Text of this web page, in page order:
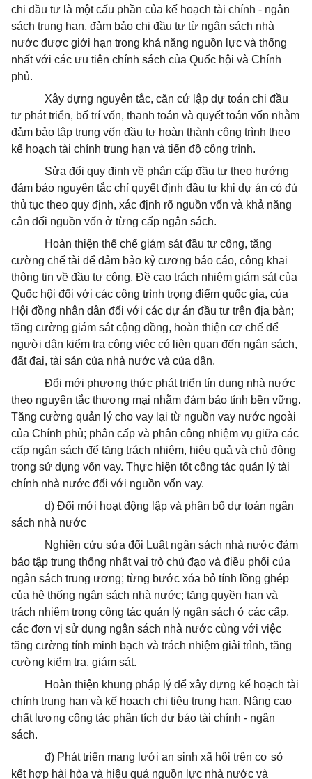
chi đầu tư là một cấu phần của kế hoạch tài chính - ngân
sách trung hạn, đảm bảo chi đầu tư từ ngân sách nhà
nước được giới hạn trong khả năng nguồn lực và thống
nhất với các ưu tiên chính sách của Quốc hội và Chính
phủ.
Xây dựng nguyên tắc, căn cứ lập dự toán chi đầu
tư phát triển, bố trí vốn, thanh toán và quyết toán vốn nhằm
đảm bảo tập trung vốn đầu tư hoàn thành công trình theo
kế hoạch tài chính trung hạn và tiến độ công trình.
Sửa đổi quy định về phân cấp đầu tư theo hướng
đảm bảo nguyên tắc chỉ quyết định đầu tư khi dự án có đủ
thủ tục theo quy định, xác định rõ nguồn vốn và khả năng
cân đối nguồn vốn ở từng cấp ngân sách.
Hoàn thiện thể chế giám sát đầu tư công, tăng
cường chế tài để đảm bảo kỷ cương báo cáo, công khai
thông tin về đầu tư công. Đề cao trách nhiệm giám sát của
Quốc hội đối với các công trình trọng điểm quốc gia, của
Hội đồng nhân dân đối với các dự án đầu tư trên địa bàn;
tăng cường giám sát cộng đồng, hoàn thiện cơ chế để
người dân kiểm tra công việc có liên quan đến ngân sách,
đất đai, tài sản của nhà nước và của dân.
Đổi mới phương thức phát triển tín dụng nhà nước
theo nguyên tắc thương mại nhằm đảm bảo tính bền vững.
Tăng cường quản lý cho vay lại từ nguồn vay nước ngoài
của Chính phủ; phân cấp và phân công nhiệm vụ giữa các
cấp ngân sách để tăng trách nhiệm, hiệu quả và chủ động
trong sử dụng vốn vay. Thực hiện tốt công tác quản lý tài
chính nhà nước đối với nguồn vốn vay.
d) Đổi mới hoạt động lập và phân bổ dự toán ngân
sách nhà nước
Nghiên cứu sửa đổi Luật ngân sách nhà nước đảm
bảo tập trung thống nhất vai trò chủ đạo và điều phối của
ngân sách trung ương; từng bước xóa bỏ tính lồng ghép
của hệ thống ngân sách nhà nước; tăng quyền hạn và
trách nhiệm trong công tác quản lý ngân sách ở các cấp,
các đơn vị sử dụng ngân sách nhà nước cùng với việc
tăng cường tính minh bạch và trách nhiệm giải trình, tăng
cường kiểm tra, giám sát.
Hoàn thiện khung pháp lý để xây dựng kế hoạch tài
chính trung hạn và kế hoạch chi tiêu trung hạn. Nâng cao
chất lượng công tác phân tích dự báo tài chính - ngân
sách.
đ) Phát triển mạng lưới an sinh xã hội trên cơ sở
kết hợp hài hòa và hiệu quả nguồn lực nhà nước và